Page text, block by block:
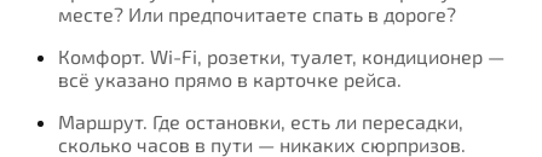
месте? Или предпочитаете спать в дороге?
Комфорт. Wi-Fi, розетки, туалет, кондиционер —
всё указано прямо в карточке рейса.
Маршрут. Где остановки, есть ли пересадки,
сколько часов в пути — никаких сюрпризов.